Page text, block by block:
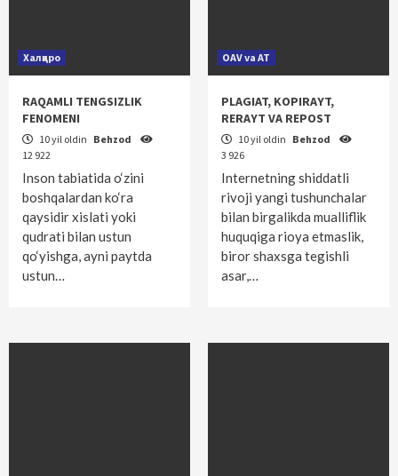
Халқаро
RAQAMLI TENGSIZLIK
FENOMENI
10 yil oldin Behzod
12 922
Inson tabiatida o‘zini
boshqalardan ko‘ra
qaysidir xislati yoki
qudrati bilan ustun
qo‘yishga, ayni paytda
ustun…
OAV va AT
PLAGIAT, KOPIRAYT,
RERAYT VA REPOST
10 yil oldin Behzod
3 926
Internetning shiddatli
rivoji yangi tushunchalar
bilan birgalikda mualliflik
huquqiga rioya etmaslik,
biror shaxsga tegishli
asar,…